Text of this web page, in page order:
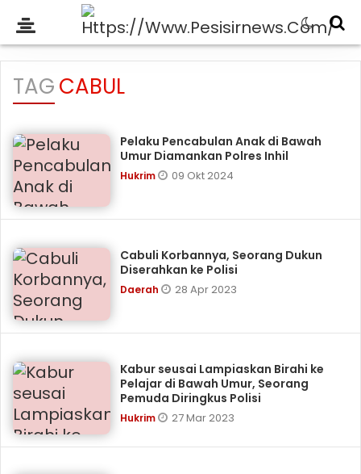
TAGCABUL
Pelaku Pencabulan Anak di Bawah
Umur Diamankan Polres Inhil
Hukrim 09 Okt 2024
Cabuli Korbannya, Seorang Dukun
Diserahkan ke Polisi
Daerah 28 Apr 2023
Kabur seusai Lampiaskan Birahi ke
Pelajar di Bawah Umur, Seorang
Pemuda Diringkus Polisi
Hukrim 27 Mar 2023